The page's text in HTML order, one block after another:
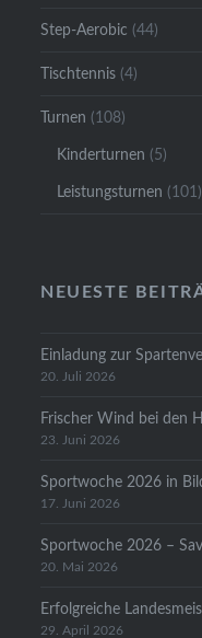
Step-Aerobic (44)
Tischtennis (4)
Turnen (108)
Kinderturnen (5)
Leistungsturnen (101)
NEUESTE
Einladung zur
20. Juli 2026
Frischer Wind bei den
23. Juni 2026
Sportwoche 2026 in
17. Juni 2026
Sportwoche 2026 –
20. Mai 2026
Erfolgreiche
29. April 2026